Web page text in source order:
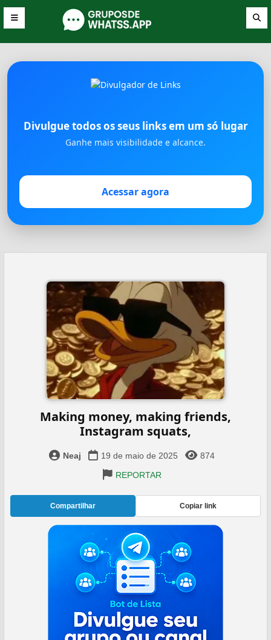
Divulgue todos os seus links em um só lugar
Ganhe mais visibilidade e alcance.
Acessar agora
Making money, making friends,
Instagram squats,
Neaj 19 de maio de 2025
874
REPORTAR
Compartilhar Copiar link